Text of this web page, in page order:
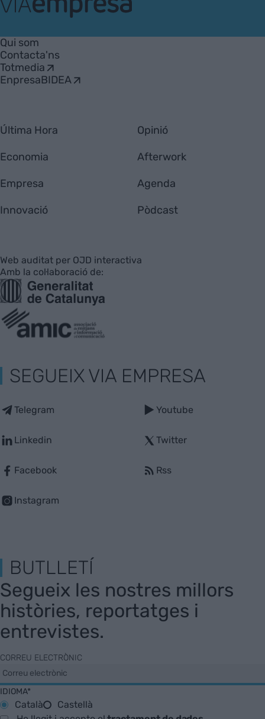
Empresa
Qui som
Contacta'ns
Totmedia
EnpresaBIDEA
Última Hora
Economia
Empresa
Innovació
Opinió
Afterwork
Agenda
Pòdcast
Web auditat per OJD interactiva
Amb la col·laboració de:
SEGUEIX VIA EMPRESA
Telegram
Linkedin
Facebook
Instagram
Youtube
Twitter
Rss
BUTLLETÍ
Segueix les nostres millors
històries, reportatges i
entrevistes.
CORREU ELECTRÒNIC
IDIOMA*
Català
Castellà